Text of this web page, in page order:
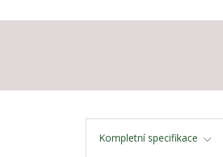
Kompletní specifikace